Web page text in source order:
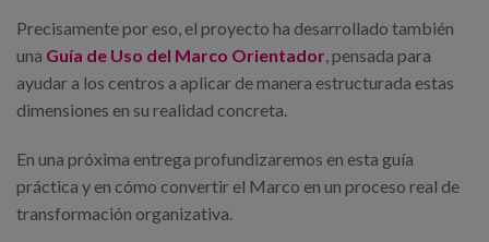
Precisamente por eso, el proyecto ha desarrollado también
una Guía de Uso del Marco Orientador , pensada para
ayudar a los centros a aplicar de manera estructurada estas
dimensiones en su realidad concreta.
En una próxima entrega profundizaremos en esta guía
práctica y en cómo convertir el Marco en un proceso real de
transformación organizativa.